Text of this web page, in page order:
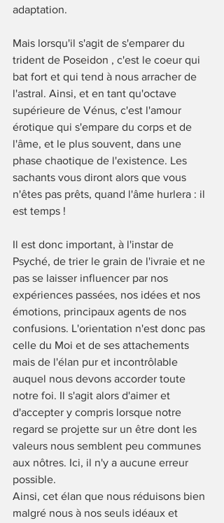
adaptation.
Mais lorsqu'il s'agit de s'emparer du
trident de Poseidon , c'est le coeur qui
bat fort et qui tend à nous arracher de
l'astral. Ainsi, et en tant qu'octave
supérieure de Vénus, c'est l'amour
érotique qui s'empare du corps et de
l'âme, et le plus souvent, dans une
phase chaotique de l'existence. Les
sachants vous diront alors que vous
n'êtes pas prêts, quand l'âme hurlera : il
est temps !
Il est donc important, à l'instar de
Psyché, de trier le grain de l'ivraie et ne
pas se laisser influencer par nos
expériences passées, nos idées et nos
émotions, principaux agents de nos
confusions. L'orientation n'est donc pas
celle du Moi et de ses attachements
mais de l'élan pur et incontrôlable
auquel nous devons accorder toute
notre foi. Il s'agit alors d'aimer et
d'accepter y compris lorsque notre
regard se projette sur un être dont les
valeurs nous semblent peu communes
aux nôtres. Ici, il n'y a aucune erreur
possible.
Ainsi, cet élan que nous réduisons bien
malgré nous à nos seuls idéaux et